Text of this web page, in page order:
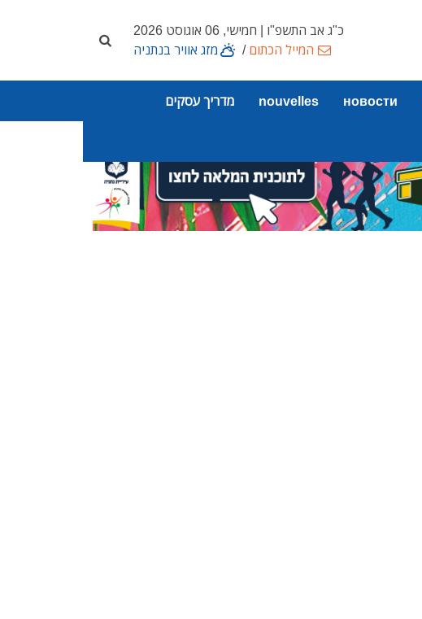
כ"ג אב התשפ"ו | חמישי, 06 אוגוסט 2026
המייל הכתום/ מזג אוויר בנתניה
новости
nouvelles מדריך עסקים